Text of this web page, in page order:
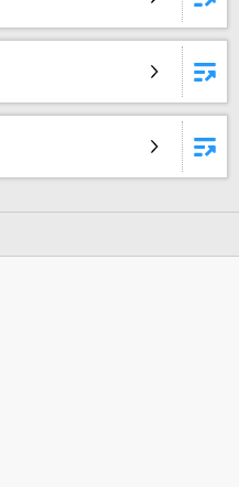
・マン・スタンデ